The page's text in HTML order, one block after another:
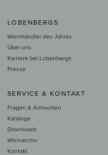
LOBENBERGS
Weinhändler des Jahres
Über uns
Karriere bei Lobenbergs
Presse
SERVICE & KONTAKT
Fragen & Antworten
Kataloge
Downloads
Weinarchiv
Kontakt